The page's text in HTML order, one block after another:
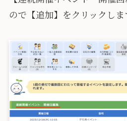
ので【追加】をクリックしま